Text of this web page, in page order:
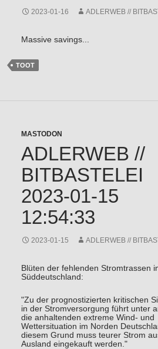
2023-01-16 ADLERWEB //
Massive savings...
TOOT
MASTODON
ADLERWEB //
BITBASTELEI
2023-01-15
12:54:33
2023-01-15 ADLERWEB //
Blüten der fehlenden Stromtrassen
Süddeutschland:
"Zu der prognostizierten kritischen
in der Stromversorgung führt unter
die anhaltenden extreme Wind- und
Wettersituation im Norden
diesem Grund muss teurer Strom
Ausland eingekauft werden."